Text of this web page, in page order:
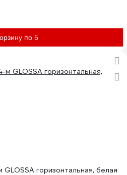
по 5
горизонтальная, белая